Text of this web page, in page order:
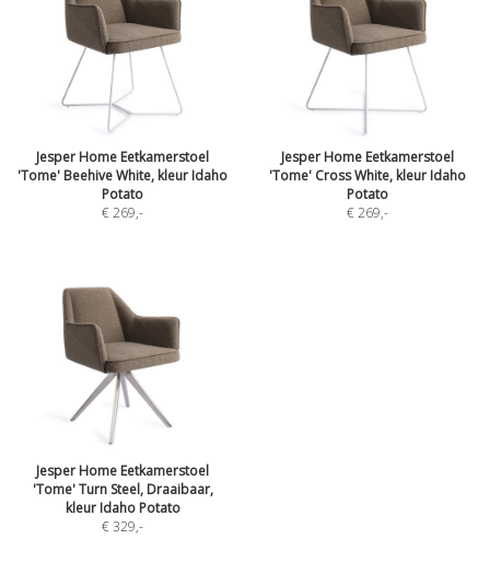
Jesper Home Eetkamerstoel
'Tome' Beehive White, kleur Idaho
Potato
€ 269,-
Jesper Home Eetkamerstoel
'Tome' Cross White, kleur Idaho
Potato
€ 269,-
Jesper Home Eetkamerstoel
'Tome' Turn Steel, Draaibaar,
kleur Idaho Potato
€ 329,-